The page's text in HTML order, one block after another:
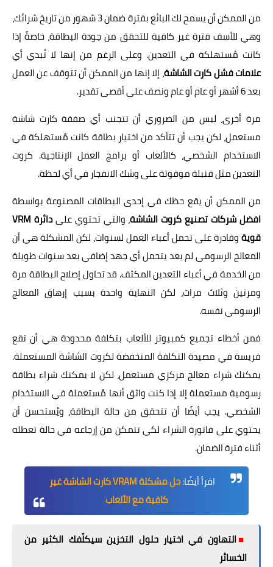
من الممكن أن يسمح لك البائع بفترة ضمان 3 شهور من تاريخ شرائك،
وهي للأسف فترة غير كافية للتحقق من جودة البطاقة، خاصةً إذا
كانت مُستهلكة في التعدين. وعلى الرغم من إنها لا تُبدي أي
علامات فشل كارت الشاشة، إلا إنها من الممكن أن تتوقف عن العمل
بعد 6 أشهر أو عام أو عام ونصف على أقصى تقدير.
مرة أخرى، ليس من الضروري أن تتجنب أي صفقة كارت شاشة
مستعمل، لكن يجب أن تتأكد من اختيار بطاقة كانت مُستهلكة في
الاستخدام الشخصي، كالألعاب أو برامج العمل الإنتاجية. كروت
التعدين مثل قنبلة موقوتة على وشك الانفجار في أي لحظة.
من الممكن أن يقع حظك في إحدى البطاقات المصنوعة بواسطة
افضل شركات تصنيع كروت الشاشة، والتي تحتوي على
دائرة VRM
قويةوقادرة على تحمل أعباء العمل لسنوات، لكن المشكلة هي أن
المعالج الرسومي لم يعد يتحمل أي جهد إضافي بعد سنوات طويلة
من الخدمة في أعباء التعدين المكثف. قد تحاول إصلاح البطاقة مرة
ومرتين وثلاث مرات، لكن النهاية واحدة بسبب إرهاق المعالج
الرسومي نفسه.
فمن أخطاء تجميع كمبيوتر للألعاب بتكلفة محدودة هي أن تقع
فريسة في مصيدة التكلفة المنخفضة لكروت الشاشة المستعملة.
يمكنك شراء معالج مركزي مستعمل، لكن لا يمكنك شراء بطاقة
رسومية مستعملة إلا إذا كنت واثق أنها مُستعملة في الاستخدام
الشخصي. يجب أيضًا أن تتحقق من حالة البطاقة، ويُستحسن أن
يحتوي على فاتورة الشراء لكي تتمكن من إرجاعه في حالة تعطله
أثناء فترة الضمان.
اقرأ أيضًا:
حل مشكلة VRAM كارت الشاشة غير
كافية مع الألعاب
■التهاون في اختيار حلول التخزين سيكلّفك الكثير من
الخسائر